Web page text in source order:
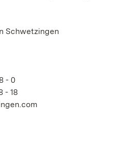
Schwetzingen
- 0
- 18